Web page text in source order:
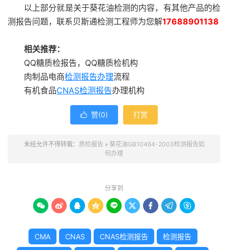
以上部分就是关于葵花油检测的内容，有其他产品的检
测报告问题，联系贝斯通检测工程师为您解17688901138
相关推荐：
QQ糖质检报告，QQ糖质检机构
肉制品电商检测报告办理流程
有机食品CNAS检测报告办理机构
 赞(0) 打赏
未经允许不得转载： 质检报告 » 葵花油GB10464-2003检测报告如
何办理
分享到
        
CMA CNAS CNAS检测报告 检测报告